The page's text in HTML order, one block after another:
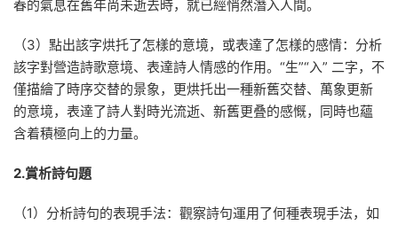
春的氣息在舊年尚未逝去時，就已經悄然潛入人間。
（3）點出該字烘托了怎樣的意境，或表達了怎樣的感情：分析
該字對營造詩歌意境、表達詩人情感的作用。“生”“入” 二字，不
僅描繪了時序交替的景象，更烘托出一種新舊交替、萬象更新
的意境，表達了詩人對時光流逝、新舊更叠的感慨，同時也蘊
含着積極向上的力量。
2.賞析詩句題
（1）分析詩句的表現手法：觀察詩句運用了何種表現手法，如